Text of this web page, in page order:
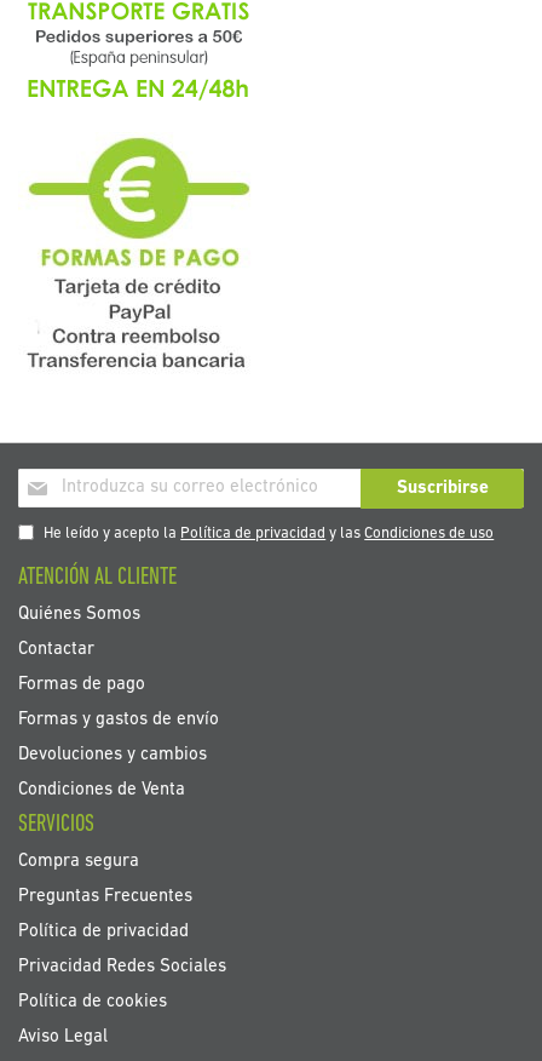
Inscríbase
a
nuestro
de
noticias:
Suscribirse
He leído y acepto la Política de privacidad y lasCondiciones de uso
ATENCIÓN AL CLIENTE
Quiénes Somos
Contactar
Formas de pago
Formas y gastos de envío
Devoluciones y cambios
Condiciones de Venta
SERVICIOS
Compra segura
Preguntas Frecuentes
Política de privacidad
Privacidad Redes Sociales
Política de cookies
Aviso Legal